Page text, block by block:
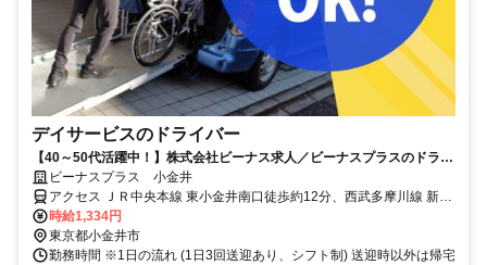
デイサービスのドライバー
【40～50代活躍中！】株式会社ビーナス求人／ビーナスプラスのドライ
バー(パート)募集！週1日～OKのお仕事
ビーナスプラス 小金井
アクセス ＪＲ中央本線 東小金井南口徒歩約12分、西武多摩川線 新小
金井徒歩約15分
時給1,334円
東京都小金井市
勤務時間 ※1日の流れ (1日3回送迎あり、シフト制) 送迎時以外は帰宅